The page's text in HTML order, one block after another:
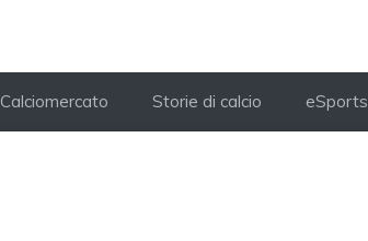
Calciomercato Storie di calcio eSports